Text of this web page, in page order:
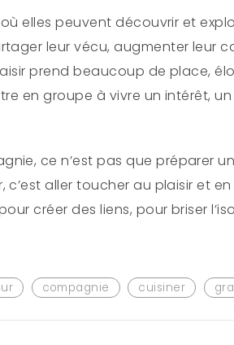
elles peuvent découvrir et
leur vécu, augmenter leur
prend beaucoup de place,
en groupe à vivre un intérêt,
ce n’est pas que préparer
c’est aller toucher au plaisir et
créer des liens, pour briser
compagnie cuisiner